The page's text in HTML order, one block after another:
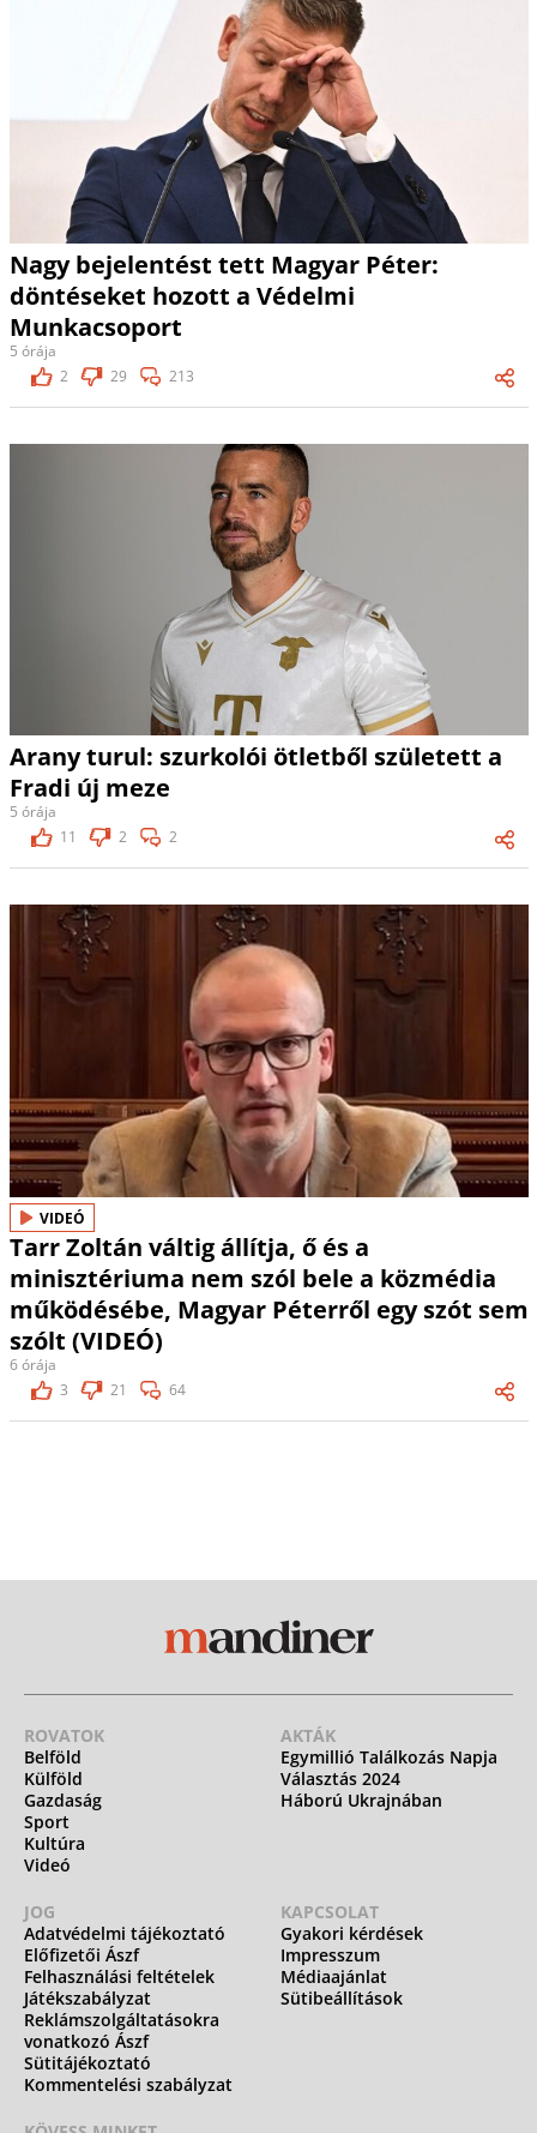
Nagy bejelentést tett Magyar Péter:
döntéseket hozott a Védelmi
Munkacsoport
5 órája
2
29 213
Arany turul: szurkolói ötletből született a
Fradi új meze
5 órája
11
2 2
VIDEÓ
Tarr Zoltán váltig állítja, ő és a
minisztériuma nem szól bele a közmédia
működésébe, Magyar Péterről egy szót sem
szólt (VIDEÓ)
6 órája
3
21 64
ROVATOK
Belföld
Külföld
Gazdaság
Sport
Kultúra
Videó
AKTÁK
Egymillió Találkozás Napja
Választás 2024
Háború Ukrajnában
JOG
Adatvédelmi tájékoztató
Előfizetői Ászf
Felhasználási feltételek
Játékszabályzat
Reklámszolgáltatásokra
vonatkozó Ászf
Sütitájékoztató
Kommentelési szabályzat
KAPCSOLAT
Gyakori kérdések
Impresszum
Médiaajánlat
Sütibeállítások